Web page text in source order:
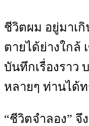
ชีวิตผม อยู่มาเ
ตายได้ย่างใกล้
บันทึกเรื่องราว
หลายๆ ท่านได้
“ชีวิตจำลอง” จึ